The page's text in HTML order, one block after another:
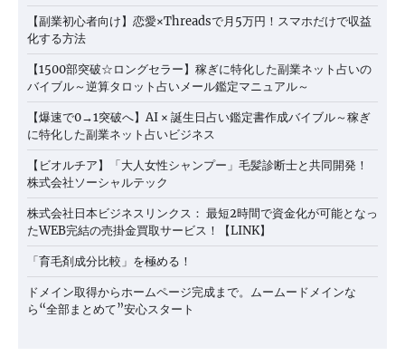
【副業初心者向け】恋愛×Threadsで月5万円！スマホだけで収益
化する方法
【1500部突破☆ロングセラー】稼ぎに特化した副業ネット占いの
バイブル～逆算タロット占いメール鑑定マニュアル～
【爆速で0→1突破へ】AI × 誕生日占い鑑定書作成バイブル～稼ぎ
に特化した副業ネット占いビジネス
【ビオルチア】「大人女性シャンプー」毛髪診断士と共同開発！
株式会社ソーシャルテック
株式会社日本ビジネスリンクス： 最短2時間で資金化が可能となっ
たWEB完結の売掛金買取サービス！【LINK】
「育毛剤成分比較」を極める！
ドメイン取得からホームページ完成まで。ムームードメインな
ら“全部まとめて”安心スタート